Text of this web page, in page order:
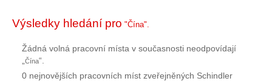
Výsledky hledání pro "Čína".
Žádná volná pracovní místa v současnosti neodpovídají
Čína“.
0 nejnovějších pracovních míst zveřejněných Schindler